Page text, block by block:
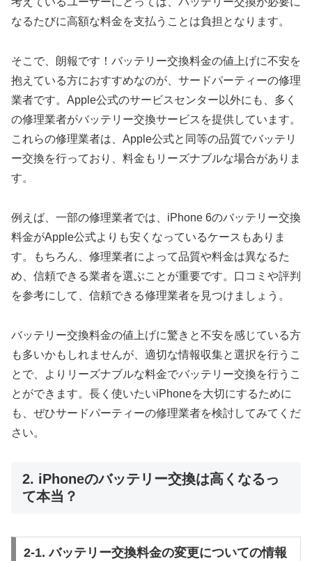
なるたびに高額な料金を支払うことは負担となります。
そこで、朗報です！バッテリー交換料金の値上げに不安を
抱えている方におすすめなのが、サードパーティーの修理
業者です。Apple公式のサービスセンター以外にも、多く
の修理業者がバッテリー交換サービスを提供しています。
これらの修理業者は、Apple公式と同等の品質でバッテリ
ー交換を行っており、料金もリーズナブルな場合がありま
す。
例えば、一部の修理業者では、iPhone 6のバッテリー交換
料金がApple公式よりも安くなっているケースもありま
す。もちろん、修理業者によって品質や料金は異なるた
め、信頼できる業者を選ぶことが重要です。口コミや評判
を参考にして、信頼できる修理業者を見つけましょう。
バッテリー交換料金の値上げに驚きと不安を感じている方
も多いかもしれませんが、適切な情報収集と選択を行うこ
とで、よりリーズナブルな料金でバッテリー交換を行うこ
とができます。長く使いたいiPhoneを大切にするために
も、ぜひサードパーティーの修理業者を検討してみてくだ
さい。
2. iPhoneのバッテリー交換は高くなるっ
て本当？
2-1. バッテリー交換料金の変更についての情報